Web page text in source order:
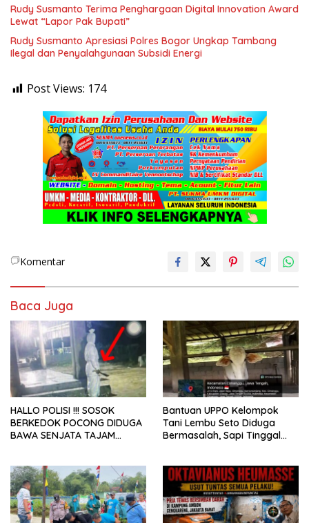
Rudy Susmanto Terima Penghargaan Digital Innovation Award
Lewat “Lapor Pak Bupati”
Rudy Susmanto Apresiasi Polres Bogor Ungkap Tambang
Ilegal dan Penyalahgunaan Subsidi Energi
Post Views: 174
Komentar
Baca Juga
HALLO POLISI !!! SOSOK
BERKEDOK POCONG DIDUGA
BAWA SENJATA TAJAM
LEBONG
Bantuan UPPO Kelompok
Tani Lembu Seto Diduga
Bermasalah, Sapi Tinggal